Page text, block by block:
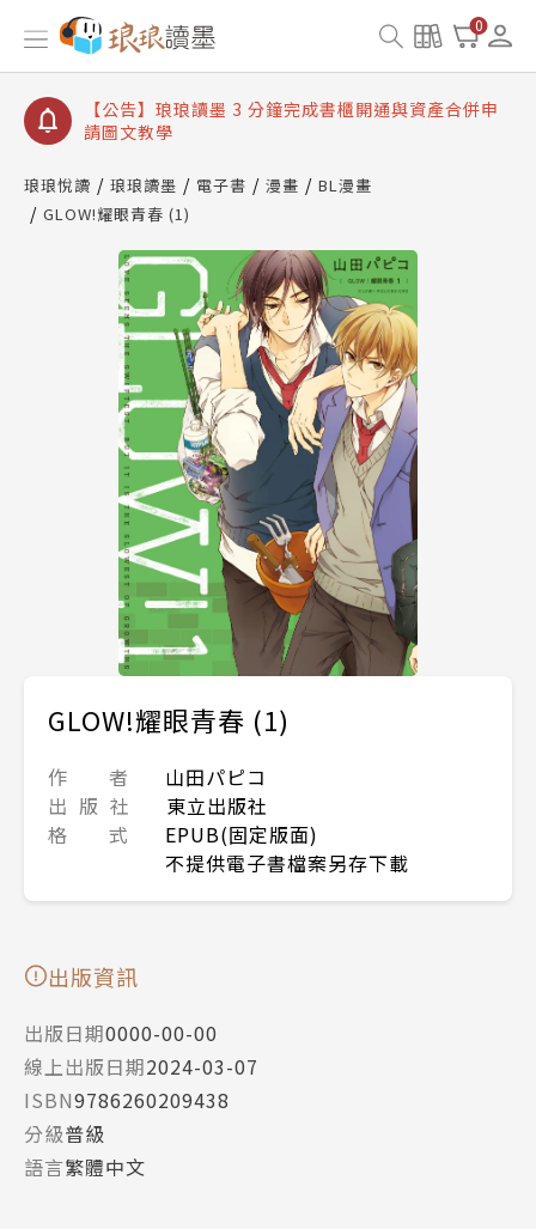
0
【公告】琅琅讀墨數位閱讀資產合併與書櫃開通申請
【公告】琅琅讀墨書櫃開通常見問題
【公告】琅琅讀墨 3 分鐘完成書櫃開通與資產合併申
請圖文教學
查詢
【公告】琅琅讀墨數位閱讀資產合併與書櫃開通申請
琅琅悅讀 琅琅讀墨 電子書 漫畫
BL漫畫
GLOW!耀眼青春 (1)
GLOW!耀眼青春 (1)
作 者
山田パピコ
出 版 社
東立出版社
格 式
EPUB(固定版面)
不提供電子書檔案另存下載
出版資訊
出版日期0000-00-00
線上出版日期2024-03-07
ISBN9786260209438
分級普級
語言繁體中文